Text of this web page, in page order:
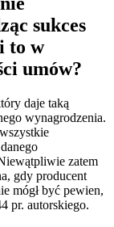
sukces
to w
umów?
daje taką
wynagrodzenia.
zatem
gdy producent
mógł być pewien,
pr. autorskiego.